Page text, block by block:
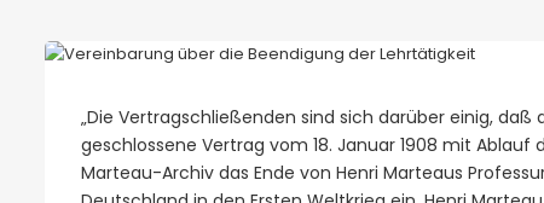
„Die Vertragschließenden sind sich darüber einig, daß
geschlossene Vertrag vom 18. Januar 1908 mit Ablauf
Marteau-Archiv das Ende von Henri Marteaus